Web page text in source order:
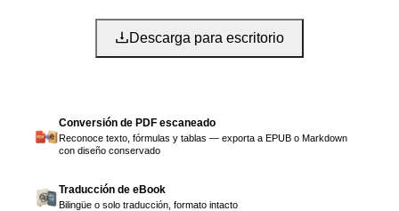
Descarga para escritorio
Conversión de PDF escaneado
Reconoce texto, fórmulas y tablas — exporta a EPUB o Markdown
con diseño conservado
Traducción de eBook
Bilingüe o solo traducción, formato intacto